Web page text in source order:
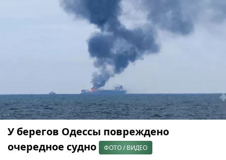
У берегов Одессы повреждено
очередное судно
ФОТО / ВИДЕО